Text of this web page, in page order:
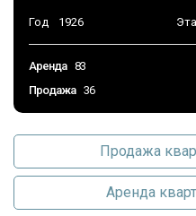
Год 1926
Аренда 83
Продажа 36
Продажа
Аренда